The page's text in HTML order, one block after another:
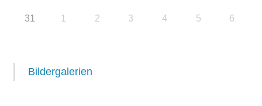
31 1 2 3 4 5 6
Bildergalerien